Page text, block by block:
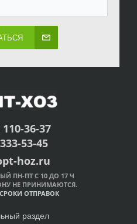
36-37
53-45
hoz.ru
ПН-ПТ С 10 ДО 17 Ч
НЕ ПРИНИМАЮТСЯ.
СРОКИ ОТПРАВОК
раздел